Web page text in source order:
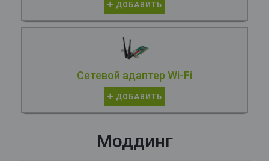
ДОБАВИТЬ
Сетевой адаптер Wi-Fi
ДОБАВИТЬ
Моддинг